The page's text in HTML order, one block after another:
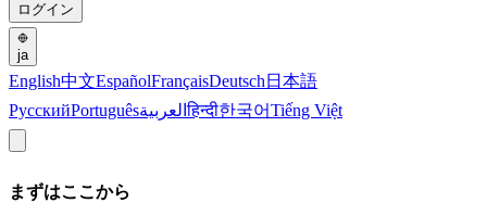
ログイン
ja
English中文EspañolFrançaisDeutsch 日本語
РусскийPortuguêsالعربيةहिन्दी한국어Tiếng Việt
まずはここから